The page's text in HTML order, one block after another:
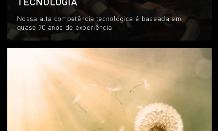
Nossa alta competência tecnológica é baseada em
quase 70 anos de experiência